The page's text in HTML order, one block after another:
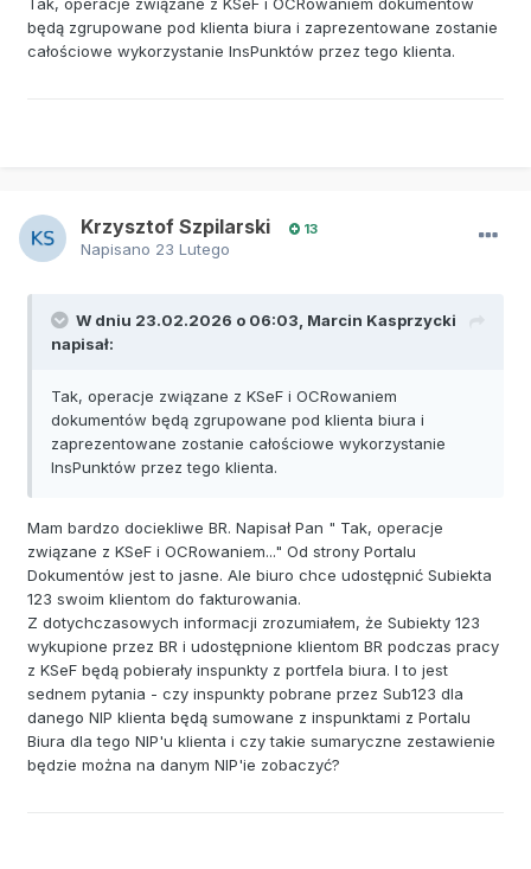
będą zgrupowane pod klienta biura i zaprezentowane zostanie
całościowe wykorzystanie InsPunktów przez tego klienta.
Krzysztof Szpilarski 13
Napisano 23 Lutego
W dniu 23.02.2026 o 06:03, Marcin Kasprzycki
napisał:
Tak, operacje związane z KSeF i OCRowaniem
dokumentów będą zgrupowane pod klienta biura i
zaprezentowane zostanie całościowe wykorzystanie
InsPunktów przez tego klienta.
Mam bardzo dociekliwe BR. Napisał Pan " Tak, operacje
związane z KSeF i OCRowaniem..." Od strony Portalu
Dokumentów jest to jasne. Ale biuro chce udostępnić Subiekta
123 swoim klientom do fakturowania.
Z dotychczasowych informacji zrozumiałem, że Subiekty 123
wykupione przez BR i udostępnione klientom BR podczas pracy
z KSeF będą pobierały inspunkty z portfela biura. I to jest
sednem pytania - czy inspunkty pobrane przez Sub123 dla
danego NIP klienta będą sumowane z inspunktami z Portalu
Biura dla tego NIP'u klienta i czy takie sumaryczne zestawienie
będzie można na danym NIP'ie zobaczyć?